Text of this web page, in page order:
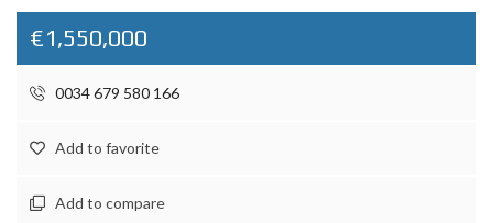
€1,550,000
0034 679 580 166
Add to favorite
Add to compare